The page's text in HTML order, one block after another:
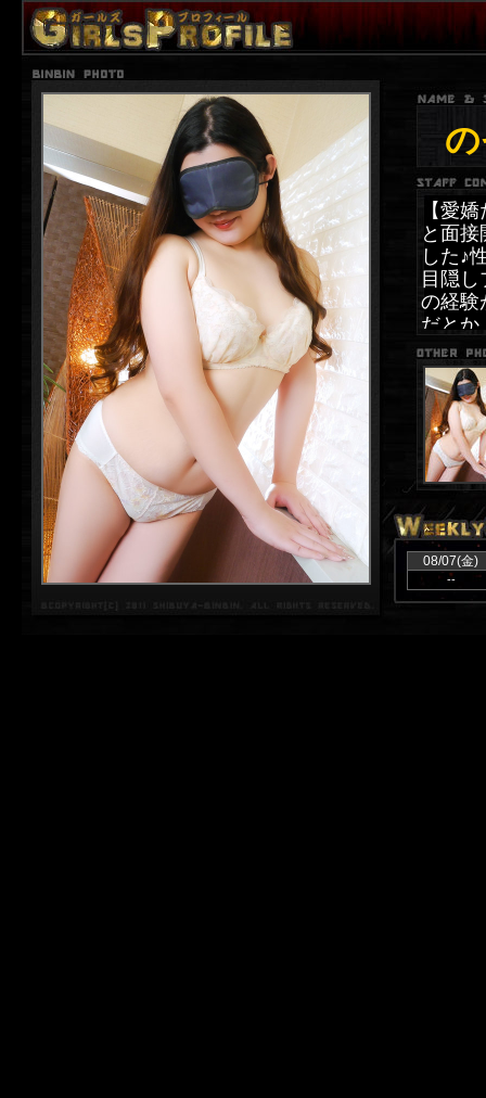
【愛
と面
した♪
目隠
の経験
だと
中】を
高ま
な状
す♪※
びち
くり
下さい
↓フェ
※高得
08/07(金)
--